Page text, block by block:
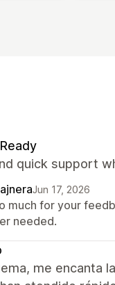
quick support
Jun 17, 2026
much for your
needed.
me encanta